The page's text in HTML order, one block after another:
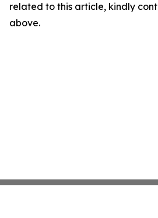
related to this article, kindly
above.